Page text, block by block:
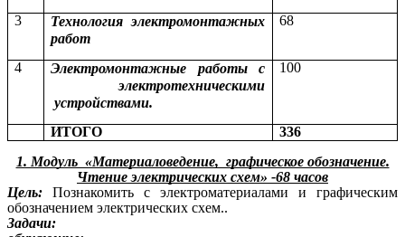
3
Технология электромонтажных
работ
68
4
Электромонтажные работы с
электротехническими
устройствами.
100
ИТОГО
336
1. Модуль «Материаловедение, графическое обозначение.
Чтение электрических схем» -68 часов
Цель: Познакомить с электроматериалами и графическим
обозначением электрических схем..
Задачи: